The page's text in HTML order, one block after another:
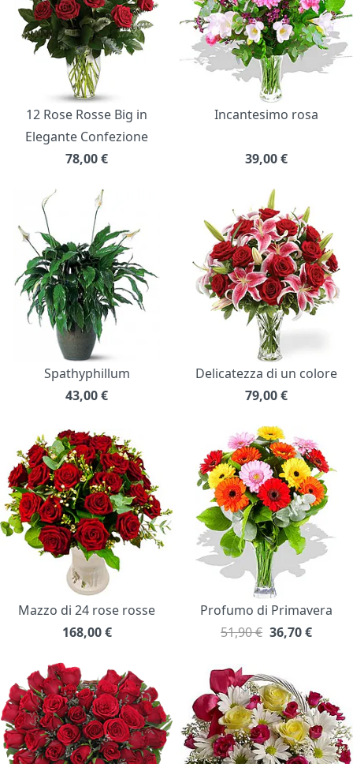
12 Rose Rosse Big in
Elegante Confezione
78,00€
Incantesimo rosa
39,00€
Spathyphillum
43,00€
Delicatezza di un colore
79,00€
Mazzo di 24 rose rosse
168,00 €
Profumo di Primavera
51,90 € 36,70€